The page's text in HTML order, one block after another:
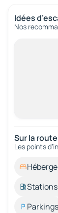
Idées
Nos
Sur la route
Les points
Parkings